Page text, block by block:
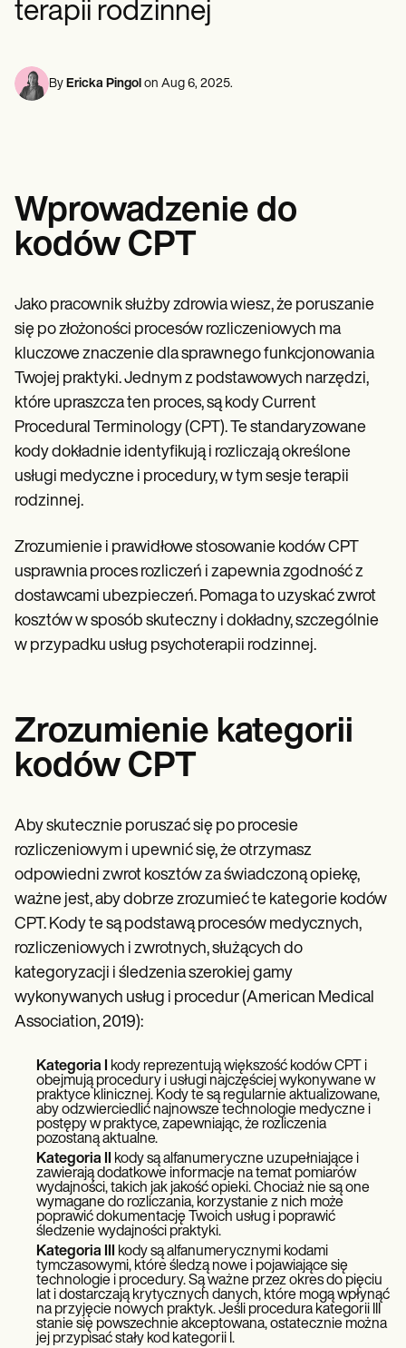
Specjaliści ds. Zdrowia Psychicznego
Pracownicy socjalni
Psychologowie
Pielęgniarki
Porównanie
Przewodniki po aplikacjach
Szablony
Szablon Superbill
Szablon notatki SOAP
Szablon planu leczenia
Informed Consent Form
Social Work Treatment Plans
DAR Note Template
Patient Visit Summary Template
Help Center
Demos
Training Hub
Webinars
Switch to Carepatron
Why Carepatron?
Login
Get started
Insurance claims
Speech therapists
Life coaches
terapii rodzinnej
By Ericka Pingol on Aug 6, 2025.
Wprowadzenie do
kodów CPT
Jako pracownik służby zdrowia wiesz, że poruszanie
się po złożoności procesów rozliczeniowych ma
kluczowe znaczenie dla sprawnego funkcjonowania
Twojej praktyki. Jednym z podstawowych narzędzi,
które upraszcza ten proces, są kody Current
Procedural Terminology (CPT). Te standaryzowane
kody dokładnie identyfikują i rozliczają określone
usługi medyczne i procedury, w tym sesje terapii
rodzinnej.
Zrozumienie i prawidłowe stosowanie kodów CPT
usprawnia proces rozliczeń i zapewnia zgodność z
dostawcami ubezpieczeń. Pomaga to uzyskać zwrot
kosztów w sposób skuteczny i dokładny, szczególnie
w przypadku usług psychoterapii rodzinnej.
Zrozumienie kategorii
kodów CPT
Aby skutecznie poruszać się po procesie
rozliczeniowym i upewnić się, że otrzymasz
odpowiedni zwrot kosztów za świadczoną opiekę,
ważne jest, aby dobrze zrozumieć te kategorie kodów
CPT. Kody te są podstawą procesów medycznych,
rozliczeniowych i zwrotnych, służących do
kategoryzacji i śledzenia szerokiej gamy
wykonywanych usług i procedur (American Medical
Association, 2019):
Kategoria I kody reprezentują większość kodów CPT i
obejmują procedury i usługi najczęściej wykonywane w
praktyce klinicznej. Kody te są regularnie aktualizowane,
aby odzwierciedlić najnowsze technologie medyczne i
postępy w praktyce, zapewniając, że rozliczenia
pozostaną aktualne.
Kategoria II kody są alfanumeryczne uzupełniające i
zawierają dodatkowe informacje na temat pomiarów
wydajności, takich jak jakość opieki. Chociaż nie są one
wymagane do rozliczania, korzystanie z nich może
poprawić dokumentację Twoich usług i poprawić
śledzenie wydajności praktyki.
Kategoria III kody są alfanumerycznymi kodami
tymczasowymi, które śledzą nowe i pojawiające się
technologie i procedury. Są ważne przez okres do pięciu
lat i dostarczają krytycznych danych, które mogą wpłynąć
na przyjęcie nowych praktyk. Jeśli procedura kategorii III
stanie się powszechnie akceptowana, ostatecznie można
jej przypisać stały kod kategorii I.